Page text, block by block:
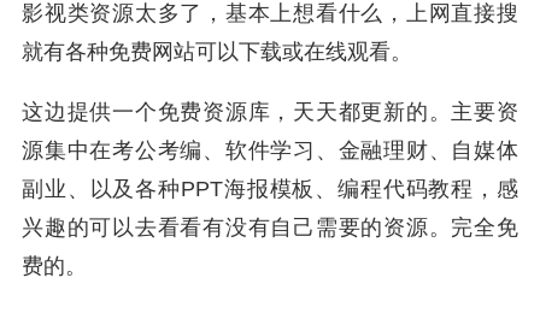
影视类资源太多了，基本上想看什么，上网直接搜
就有各种免费网站可以下载或在线观看。
这边提供一个免费资源库，天天都更新的。主要资
源集中在考公考编、软件学习、金融理财、自媒体
副业、以及各种PPT海报模板、编程代码教程，感
兴趣的可以去看看有没有自己需要的资源。完全免
费的。